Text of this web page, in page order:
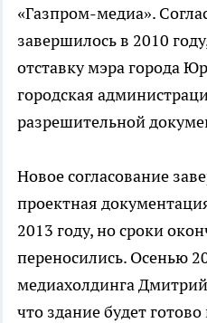
«Газпром-медиа».
завершилось в 2010
отставку мэра города
городская
разрешительной
Новое согласование
проектная
2013 году, но сроки
переносились. Осенью
медиахолдинга
что здание будет